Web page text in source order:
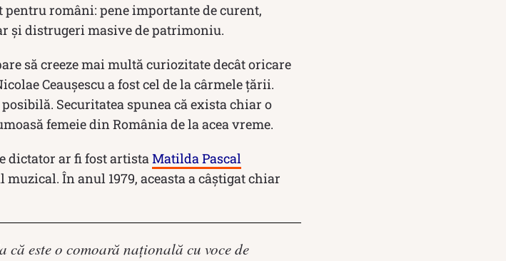
pentru români: pene importante de curent,
și distrugeri masive de patrimoniu.
să creeze mai multă curiozitate decât oricare
Ceaușescu a fost cel de la cârmele țării.
Securitatea spunea că exista chiar o
femeie din România de la acea vreme.
dictator ar fi fost artistaMatilda Pascal
În anul 1979, aceasta a câștigat chiar
că este o comoară națională cu voce de